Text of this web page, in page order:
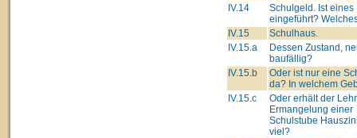
IV.14
Schulgeld. Ist eines
eingeführt?
IV.15
Schulhaus.
IV.15.a
Dessen Zustand,
baufällig?
IV.15.b
Oder ist nur eine
da? In welchem
IV.15.c
Oder erhält der
Ermangelung einer
Schulstube
viel?